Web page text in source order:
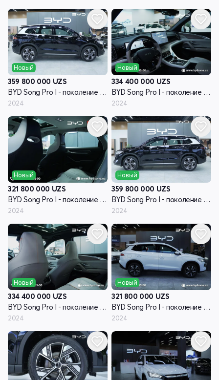
Новый
359 800 000 UZS
BYD Song Pro I - поколение рестайлинг
2024
Новый
334 400 000 UZS
BYD Song Pro I - поколение рестайлинг
2024
Новый
321 800 000 UZS
BYD Song Pro I - поколение рестайлинг
2024
Новый
359 800 000 UZS
BYD Song Pro I - поколение рестайлинг
2024
Новый
334 400 000 UZS
BYD Song Pro I - поколение рестайлинг
2024
Новый
321 800 000 UZS
BYD Song Pro I - поколение рестайлинг
2024